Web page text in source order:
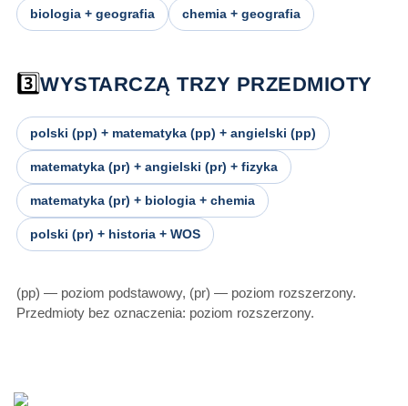
biologia + geografia chemia + geografia
3️⃣WYSTARCZĄ TRZY PRZEDMIOTY
polski (pp) + matematyka (pp) + angielski (pp)
matematyka (pr) + angielski (pr) + fizyka
matematyka (pr) + biologia + chemia
polski (pr) + historia + WOS
(pp) — poziom podstawowy, (pr) — poziom rozszerzony.
Przedmioty bez oznaczenia: poziom rozszerzony.